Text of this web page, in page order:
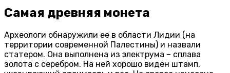
Самая древняя монета
Археологи обнаружили ее в области Лидии (на
территории современной Палестины) и назвали
статером. Она выполнена из электрума – сплава
золота с серебром. На ней хорошо виден штамп,